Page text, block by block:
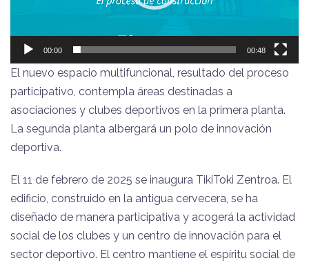
00:00 00:48
El nuevo espacio multifuncional, resultado del proceso
participativo, contempla áreas destinadas a
asociaciones y clubes deportivos en la primera planta.
La segunda planta albergará un polo de innovación
deportiva.
El 11 de febrero de 2025 se inaugura TikiToki Zentroa. El
edificio, construido en la antigua cervecera, se ha
diseñado de manera participativa y acogerá la actividad
social de los clubes y un centro de innovación para el
sector deportivo. El centro mantiene el espíritu social de